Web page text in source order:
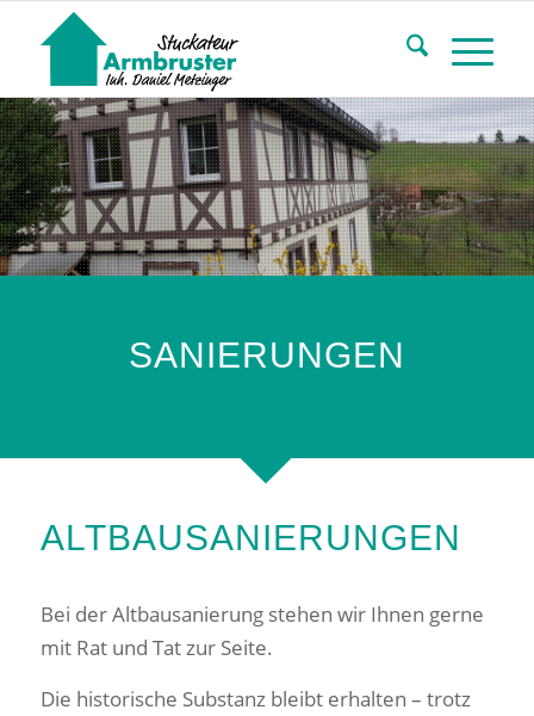
SANIERUNGEN
ALTBAUSANIERUNGEN
Bei der Altbausanierung stehen wir Ihnen gerne
mit Rat und Tat zur Seite.
Die historische Substanz bleibt erhalten – trotz